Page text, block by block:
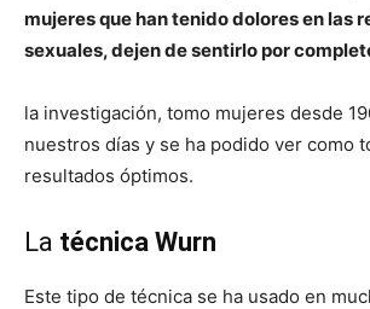
mujeres que han tenido dolores en las
sexuales, dejen de sentirlo por
la investigación, tomo mujeres desde
nuestros días y se ha podido ver como
resultados óptimos.
La técnica Wurn
Este tipo de técnica se ha usado en